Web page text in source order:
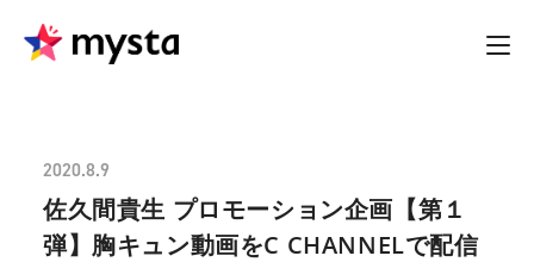
2020.8.9
佐久間貴生 プロモーション企画【第１
弾】胸キュン動画をC CHANNELで配信